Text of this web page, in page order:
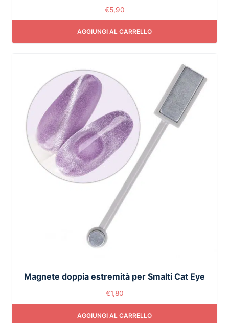
€5,90
AGGIUNGI AL CARRELLO
Magnete doppia estremità per Smalti Cat Eye
€1,80
AGGIUNGI AL CARRELLO